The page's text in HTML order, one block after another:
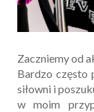
Zaczniemy od
Bardzo często
siłowni i
w moim